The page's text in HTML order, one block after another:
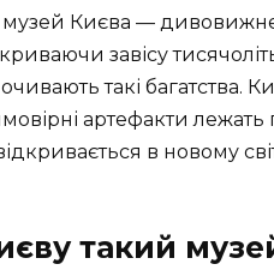
Києва —
завісу
такі
артефакти
в новому
такий